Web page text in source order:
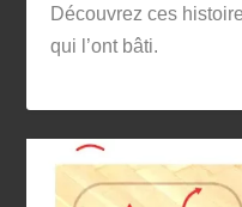
Découvrez ces
qui l’ont bâti.